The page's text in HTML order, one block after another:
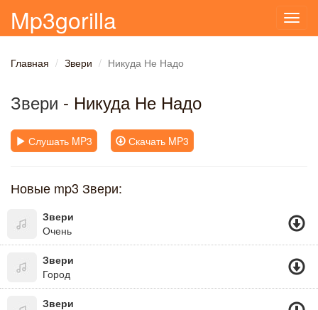
Mp3gorilla
Главная Звери Никуда Не Надо
Звери - Никуда Не Надо
Слушать MP3 Скачать MP3
Новые mp3 Звери:
Звери
Очень
Звери
Город
Звери